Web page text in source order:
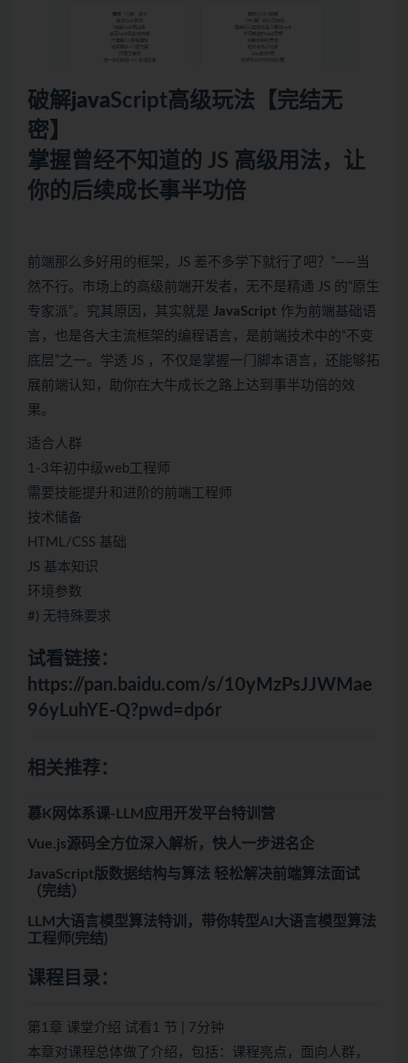
破解javaScript高级玩法【完结无
密】
掌握曾经不知道的 JS 高级用法，让
你的后续成长事半功倍
前端那么多好用的框架，JS 差不多学下就行了吧？”——当
然不行。市场上的高级前端开发者，无不是精通 JS 的“原生
专家派”。究其原因，其实就是 JavaScript 作为前端基础语
言，也是各大主流框架的编程语言，是前端技术中的“不变
底层”之一。学透 JS ，不仅是掌握一门脚本语言，还能够拓
展前端认知，助你在大牛成长之路上达到事半功倍的效
果。
适合人群
1-3年初中级web工程师
需要技能提升和进阶的前端工程师
技术储备
HTML/CSS 基础
JS 基本知识
环境参数
#) 无特殊要求
试看链接：
https://pan.baidu.com/s/10yMzPsJJWMae
96yLuhYE-Q?pwd=dp6r
相关推荐：
慕K网体系课-LLM应用开发平台特训营
Vue.js源码全方位深入解析，快人一步进名企
JavaScript版数据结构与算法 轻松解决前端算法面试
（完结）
LLM大语言模型算法特训，带你转型AI大语言模型算法
工程师(完结)
课程目录：
第1章 课堂介绍 试看1 节 | 7分钟
本章对课程总体做了介绍，包括：课程亮点，面向人群，